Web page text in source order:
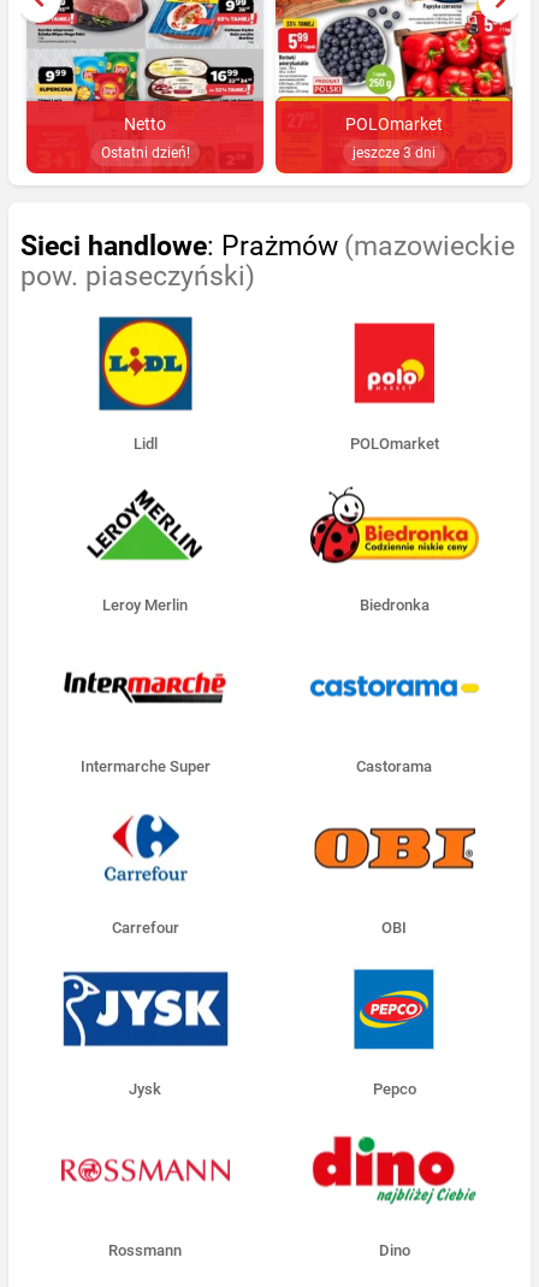
Netto
Ostatni dzień!
POLOmarket
jeszcze 3 dni
Sieci handlowe: Prażmów (mazowieckie
pow. piaseczyński)
Lidl POLOmarket
Leroy Merlin Biedronka
Intermarche Super Castorama
Carrefour OBI
Jysk Pepco
Rossmann Dino